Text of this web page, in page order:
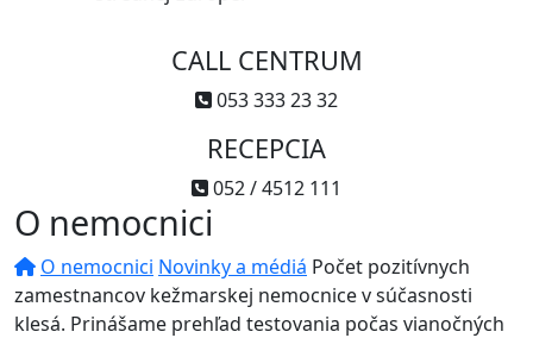
CALL CENTRUM
053 333 23 32
RECEPCIA
052 / 4512 111
O nemocnici
O nemocnici Novinky a médiá Počet pozitívnych
zamestnancov kežmarskej nemocnice v súčasnosti
klesá. Prinášame prehľad testovania počas vianočných